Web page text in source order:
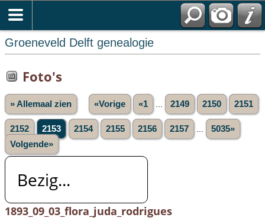
Groeneveld Delft genealogie
Foto's
» Allemaal zien «Vorige «1 2149 2150 2151
2152 2153 2154 2155 2156 2157
5035»
Volgende»
Bezig...
1893_09_03_flora_juda_rodrigues